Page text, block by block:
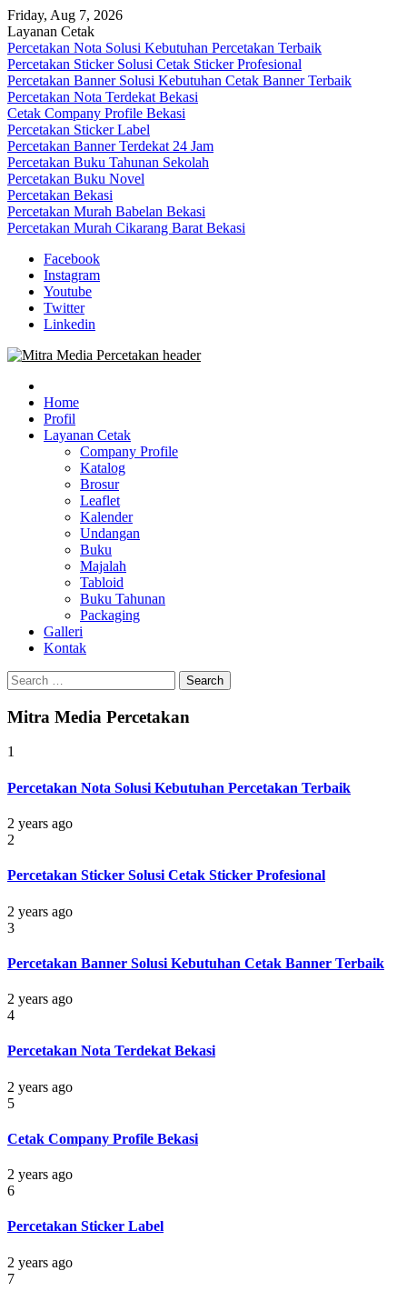
Skip
to
content
Friday, Aug 7, 2026
Layanan Cetak
Percetakan Nota Solusi Kebutuhan Percetakan Terbaik
Percetakan Sticker Solusi Cetak Sticker Profesional
Percetakan Banner Solusi Kebutuhan Cetak Banner Terbaik
Percetakan Nota Terdekat Bekasi
Cetak Company Profile Bekasi
Percetakan Sticker Label
Percetakan Banner Terdekat 24 Jam
Percetakan Buku Tahunan Sekolah
Percetakan Buku Novel
Percetakan Bekasi
Percetakan Murah Babelan Bekasi
Percetakan Murah Cikarang Barat Bekasi
Facebook
Instagram
Youtube
Twitter
Linkedin
Mitra Media Percetakan Bekasi
0813-1670-6191
0813-1670-6191 (Call/WA) Perusahaan Tempat Alamat Jasa Pusat
Percetakan Bekasi Barat Timur Utara Selatan Murah 24 Jam
Home
Profil
Layanan Cetak
Company Profile
Katalog
Brosur
Leaflet
Kalender
Undangan
Buku
Majalah
Tabloid
Buku Tahunan
Packaging
Galleri
Kontak
Search
for:
Mitra Media Percetakan
1
Percetakan Nota Solusi Kebutuhan Percetakan Terbaik
2 years ago
2
Percetakan Sticker Solusi Cetak Sticker Profesional
2 years ago
3
Percetakan Banner Solusi Kebutuhan Cetak Banner Terbaik
2 years ago
4
Percetakan Nota Terdekat Bekasi
2 years ago
5
Cetak Company Profile Bekasi
2 years ago
6
Percetakan Sticker Label
2 years ago
7